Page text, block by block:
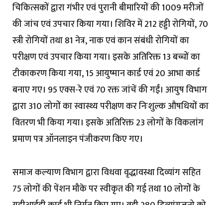
चिकित्सकों द्वारा गंभीर एवं पुरानी बीमारियों की 1009 मरीजों
की जांच एवं उपचार किया गया। शिविर में 212 हड्डी रोगियों, 70
स्त्री रोगियों तथा 81 नेत्र, नाक एवं कान संबंधी रोगियों का
परीक्षण एवं उपचार किया गया। इसके अतिरिक्त 13 बच्चों का
टीकाकरण किया गया, 15 आयुष्मान कार्ड एवं 20 आभा कार्ड
बनाए गए। 95 एक्स-रे एवं 70 रक्त जांचें की गईं। आयुष विभाग
द्वारा 310 लोगों का स्वास्थ्य परीक्षण कर निःशुल्क औषधियों का
वितरण भी किया गया। इसके अतिरिक्त 23 लोगों के विकलांग
प्रमाण पत्र ऑनलाइन पंजीकरण किए गए।
समाज कल्याण विभाग द्वारा विधवा वृद्धावस्था दिव्यांग सहित
75 लोगों की पेंशन मौके पर स्वीकृत की गई तथा 10 लोगों के